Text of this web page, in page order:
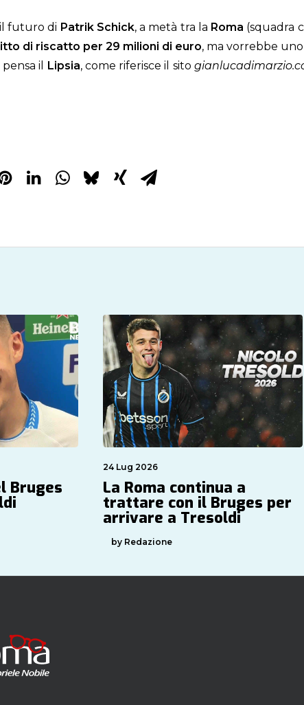
il futuro di Patrik Schick, a metà tra la Roma (squadra
di riscatto per 29 milioni di euro, ma vorrebbe
il Lipsia, come riferisce il sito
Bruges
24 Lug 2026
La Roma continua a
trattare con il Bruges per
arrivare a Tresoldi
by Redazione